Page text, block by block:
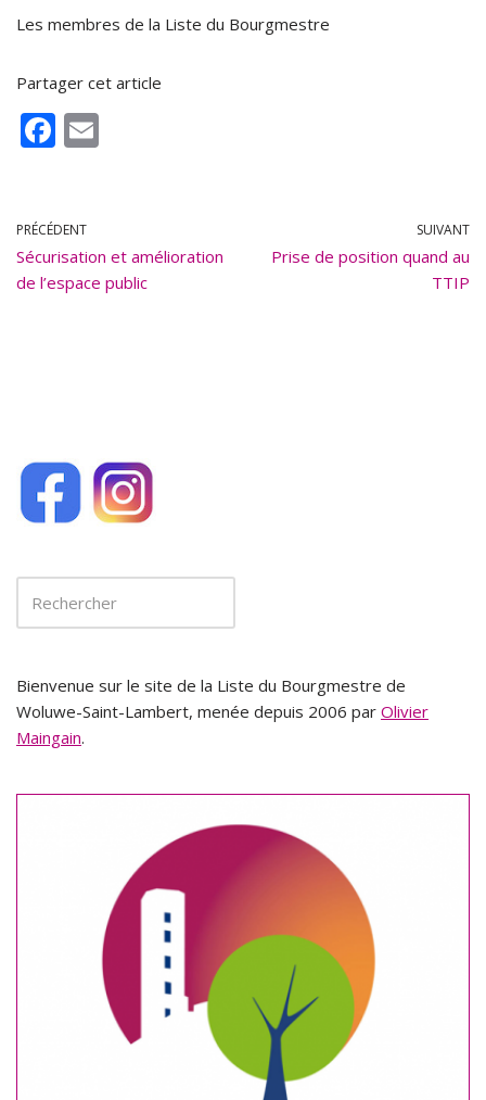
Les membres de la Liste du Bourgmestre
Partager cet article
F
b
o
o
PRÉCÉDENT
Sécurisation et amélioration
de l’espace public
SUIVANT
Prise de position quand au
TTIP
Bienvenue sur le site de la Liste du Bourgmestre de
Woluwe-Saint-Lambert, menée depuis 2006 par Olivier
Maingain.